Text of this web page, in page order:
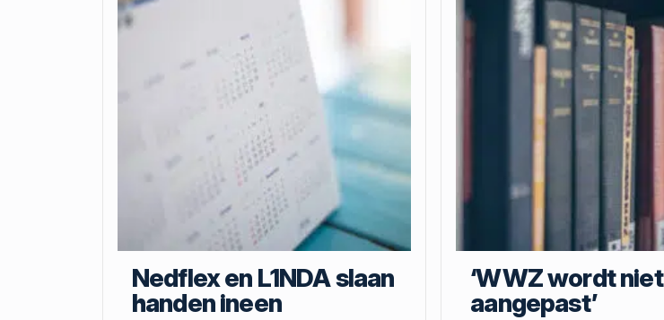
Nedflex en L1NDA slaan
handen ineen
‘WWZ wordt niet
aangepast’